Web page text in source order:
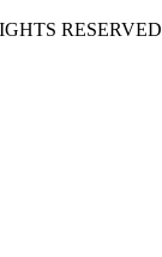
RESERVED